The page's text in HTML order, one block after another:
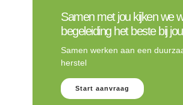
Samen met jou kijken we
begeleiding het beste bij
Samen werken aan een
herstel
Start aanvraag